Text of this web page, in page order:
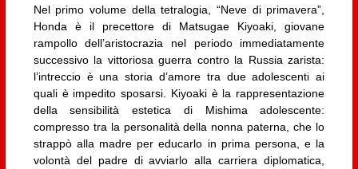
Nel primo volume della tetralogia, “Neve di primavera”,
Honda è il precettore di Matsugae Kiyoaki, giovane
rampollo dell’aristocrazia nel periodo immediatamente
successivo la vittoriosa guerra contro la Russia zarista:
l’intreccio è una storia d’amore tra due adolescenti ai
quali è impedito sposarsi. Kiyoaki è la rappresentazione
della sensibilità estetica di Mishima adolescente:
compresso tra la personalità della nonna paterna, che lo
strappò alla madre per educarlo in prima persona, e la
volontà del padre di avviarlo alla carriera diplomatica,